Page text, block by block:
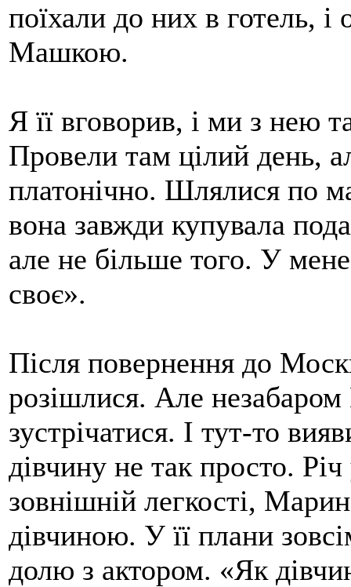
поїхали до них в готель,
Машкою.
Я її вговорив, і ми з нею
Провели там цілий день,
платонічно. Шлялися по
вона завжди купувала
але не більше того. У
своє».
Після повернення до
розішлися. Але
зустрічатися. І тут-то
дівчину не так просто.
зовнішній легкості,
дівчиною. У її плани
долю з актором. «Як